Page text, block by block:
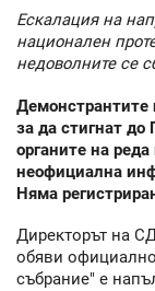
Ескалация на
национален
недоволните се
Демонстрантите
за да стигнат
органите на
неофициална
Няма
Директорът на
обяви
събрание" е